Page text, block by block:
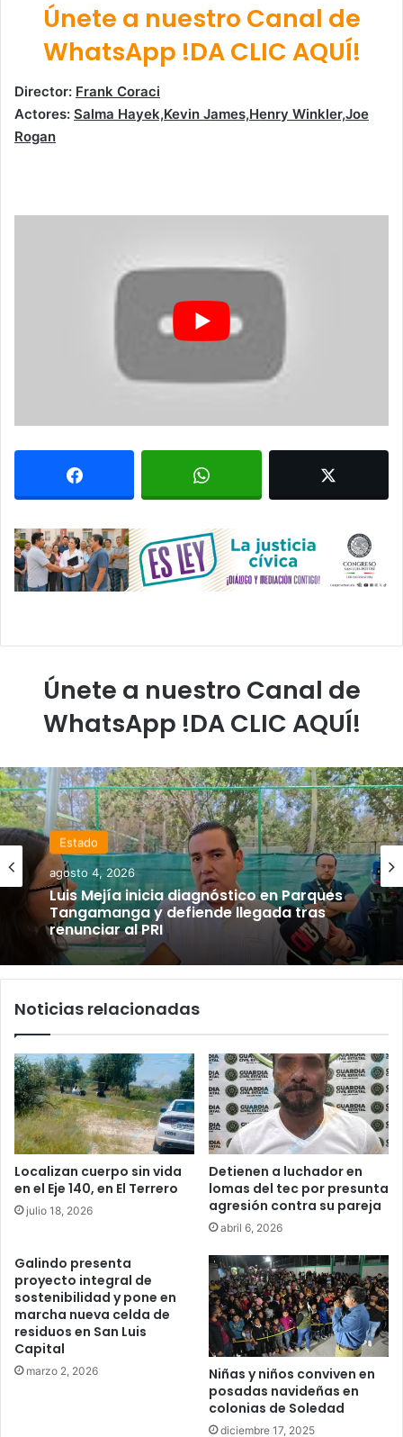
Únete a nuestro Canal de
WhatsApp !DA CLIC AQUÍ!
Director: Frank Coraci
Actores: Salma Hayek,Kevin James,Henry Winkler,Joe
Rogan
Únete a nuestro Canal de
WhatsApp !DA CLIC AQUÍ!
Estado
agosto 4, 2026
Luis Mejía inicia diagnóstico en Parques
Tangamanga y defiende llegada tras
renunciar al PRI
Noticias relacionadas
Localizan cuerpo sin vida
en el Eje 140, en El Terrero
julio 18, 2026
Detienen a luchador en
lomas del tec por presunta
agresión contra su pareja
abril 6, 2026
Galindo presenta
proyecto integral de
sostenibilidad y pone en
marcha nueva celda de
residuos en San Luis
Capital
marzo 2, 2026
Niñas y niños conviven en
posadas navideñas en
colonias de Soledad
diciembre 17, 2025